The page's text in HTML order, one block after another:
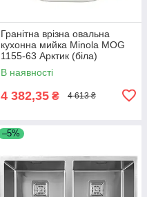
Гранітна врізна овальна
кухонна мийка Minola MOG
1155-63 Арктик (біла)
В наявності
4 382,35 ₴ 4 613 ₴
–5%